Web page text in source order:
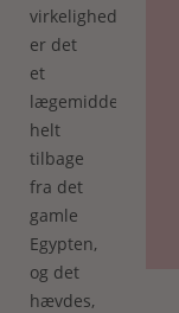
virkeligheden
er det
et
lægemiddel
helt
tilbage
fra det
gamle
Egypten,
og det
hævdes,